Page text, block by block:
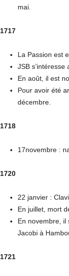
mai.
1717
La Passion est
JSB
En août, il est
Pour avoir été
décembre.
1718
17novembre :
1720
22 janvier :
En juillet, mort
En novembre, il
Jacobi à
1721